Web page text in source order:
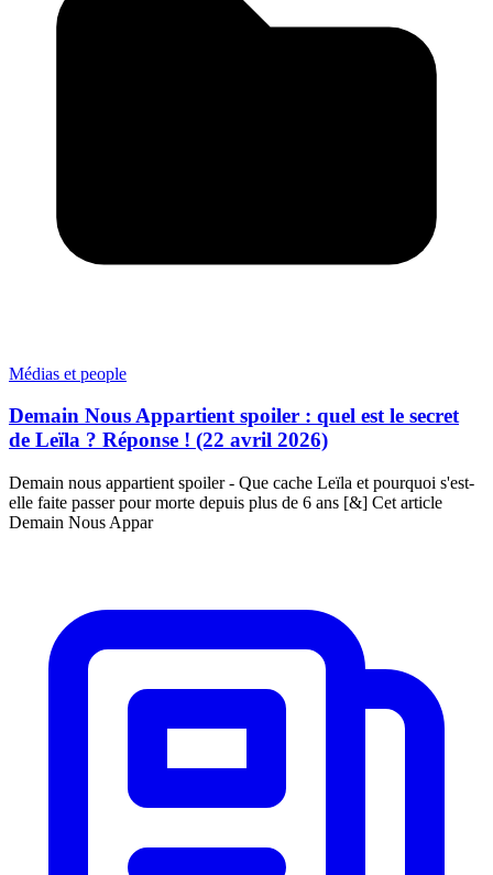
Médias et people
Demain Nous Appartient spoiler : quel est le secret
de Leïla ? Réponse ! (22 avril 2026)
Demain nous appartient spoiler - Que cache Leïla et pourquoi s'est-
elle faite passer pour morte depuis plus de 6 ans [&] Cet article
Demain Nous Appar